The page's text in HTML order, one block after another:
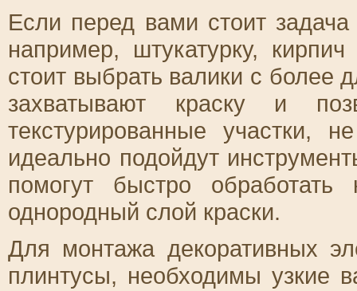
Если перед вами стоит
например, штукатурку,
стоит выбрать валики с
захватывают краску и
текстурированные участки,
идеально подойдут
помогут быстро обработать
однородный слой краски.
Для монтажа декоративных
плинтусы, необходимы узкие